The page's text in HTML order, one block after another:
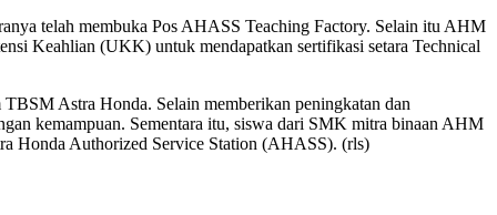
telah membuka Pos AHASS Teaching Factory. Selain itu AHM
Keahlian (UKK) untuk mendapatkan sertifikasi setara Technical
Astra Honda. Selain memberikan peningkatan dan
kemampuan. Sementara itu, siswa dari SMK mitra binaan AHM
Honda Authorized Service Station (AHASS). (rls)